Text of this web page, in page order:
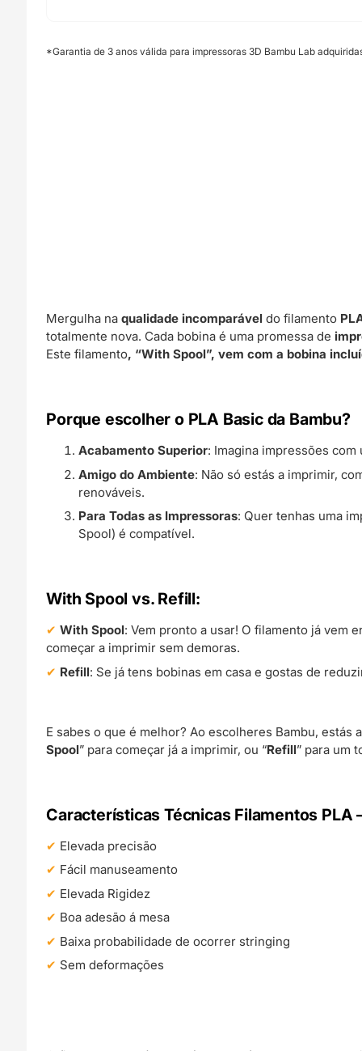
*Garantia de 3 anos válida para impressoras 3D Bambu Lab
Mergulha naqualidade incomparável do filamento
totalmente nova. Cada bobina é uma promessa de
Este filamento, “With Spool”, vem com a bobina
Porque escolher o PLA Basic da Bambu?
Acabamento Superior: Imagina impressões
Amigo do Ambiente: Não só estás a imprimir,
renováveis.
Para Todas as Impressoras: Quer tenhas uma
Spool) é compatível.
With Spool vs. Refill:
With Spool: Vem pronto a usar! O filamento já vem
começar a imprimir sem demoras.
Refill: Se já tens bobinas em casa e gostas de
E sabes o que é melhor? Ao escolheres Bambu, estás
Spool” para começar já a imprimir, ou “Refill” para um
Características Técnicas Filamentos PLA
Elevada precisão
Fácil manuseamento
Elevada Rigidez
Boa adesão á mesa
Baixa probabilidade de ocorrer stringing
Sem deformações